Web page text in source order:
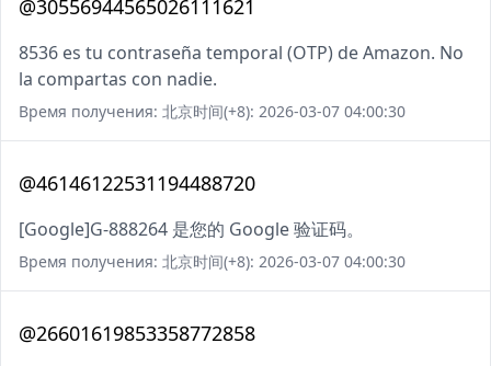
@30556944565026111621
8536 es tu contraseña temporal (OTP) de Amazon. No
la compartas con nadie.
Время получения: 北京时间(+8): 2026-03-07 04:00:30
@46146122531194488720
[Google]G-888264 是您的 Google 验证码。
Время получения: 北京时间(+8): 2026-03-07 04:00:30
@26601619853358772858